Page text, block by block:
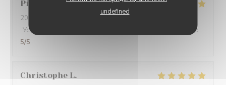
undefined
Pierre
2024-08-31
Услуги
Цена / качество :
5/5
Christophe L